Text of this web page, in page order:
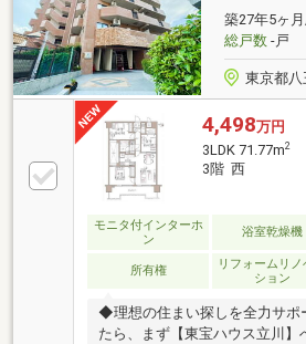
号までご連絡下さい。お問合せ
でもお待ちしております。
築27年5ヶ
総戸数-戸
東京都八
4,498万円
3LDK 71.77m2
3階 西
モニタ付インターホ
ン
浴室乾燥機
所有権
リフォームリノ
ション
◆理想の住まい探しを全力サポ
たら、まず【東宝ハウス立川】